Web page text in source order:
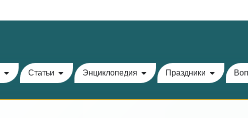
Статьи Энциклопедия Праздники